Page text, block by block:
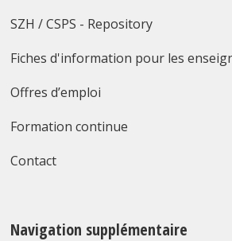
SZH / CSPS - Repository
Fiches d'information pour les
Offres d’emploi
Formation continue
Contact
Navigation supplémentaire